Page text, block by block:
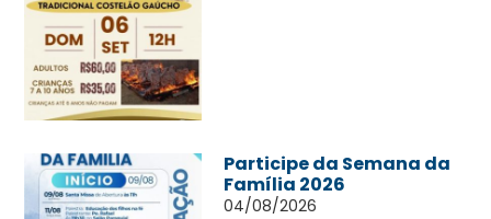
Participe da Semana da
Família 2026
04/08/2026